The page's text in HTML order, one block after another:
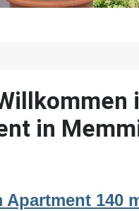
in
Apartment 140